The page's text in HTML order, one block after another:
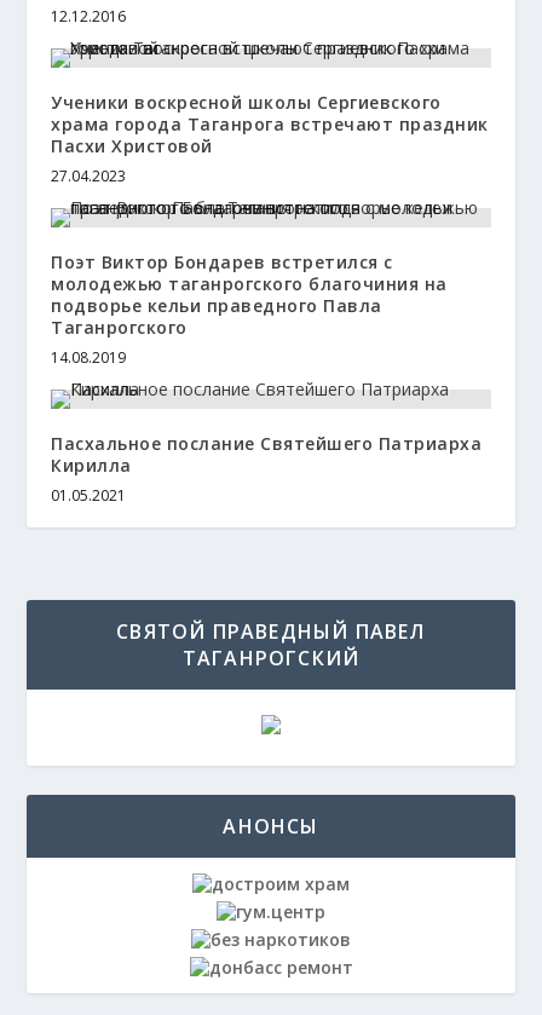
12.12.2016
Ученики воскресной школы Сергиевского
храма города Таганрога встречают праздник
Пасхи Христовой
27.04.2023
Поэт Виктор Бондарев встретился с
молодежью таганрогского благочиния на
подворье кельи праведного Павла
Таганрогского
14.08.2019
Пасхальное послание Святейшего Патриарха
Кирилла
01.05.2021
СВЯТОЙ ПРАВЕДНЫЙ ПАВЕЛ
ТАГАНРОГСКИЙ
АНОНСЫ